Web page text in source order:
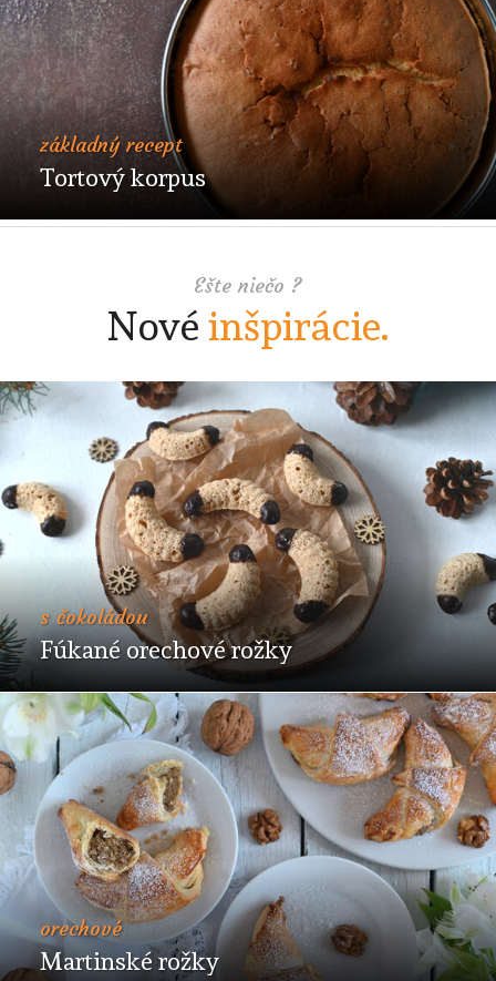
základný recept
Tortový korpus
Ešte niečo ?
Nové inšpirácie.
s čokoládou
Fúkané orechové rožky
orechové
Martinské rožky